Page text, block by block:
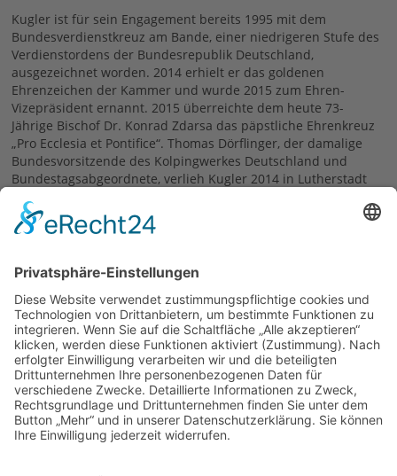
Kugler ist für sein Engagement bereits 1995 mit dem
Bundesverdienstkreuz am Bande, einer niedrigeren Stufe des
Verdienstordens der Bundesrepublik Deutschland,
ausgezeichnet worden. 2014 erhielt er das goldenen
Ehrenzeichen der Kammer und wurde 2015 zum Ehren-
Vizepräsident ernannt. 2015 überreichte dem heute 73-
Jährige Bischof Dr. Konrad Zdarsa das päpstliche Ehrenkreuz
„Pro Ecclesia et Pontifice“. Thomas Dörflinger, der damalige
Bundesvorsitzende des Kolpingwerkes Deutschland und
Bundestagsabgeordnete, verlieh Kugler 2014 in Lutherstadt
Deutschland.
zurück
Siehe auch
Kolping und das Handwerk